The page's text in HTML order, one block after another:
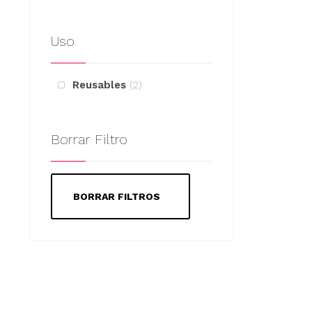
Uso
Reusables 2
Borrar Filtro
BORRAR FILTROS